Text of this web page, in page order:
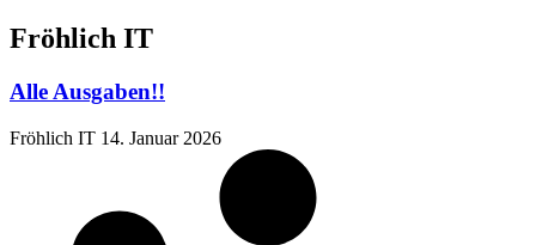
Fröhlich IT
Alle Ausgaben!!
Fröhlich IT 14. Januar 2026